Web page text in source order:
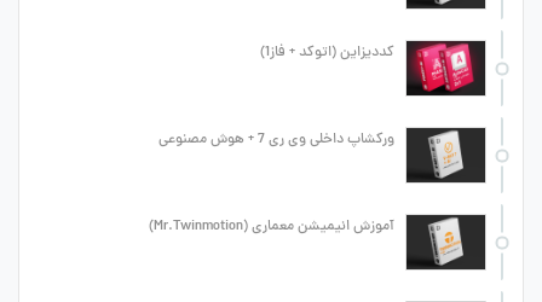
کددیزاین (اتوکد + فاز1)
ورکشاپ داخلی وی ری 7 + هوش مصنوعی
آموزش انیمیشن معماری (Mr.Twinmotion)